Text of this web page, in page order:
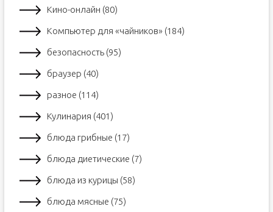
Кино-онлайн (80)
Компьютер для «чайников» (184)
безопасность (95)
браузер (40)
разное (114)
Кулинария (401)
блюда грибные (17)
блюда диетические (7)
блюда из курицы (58)
блюда мясные (75)